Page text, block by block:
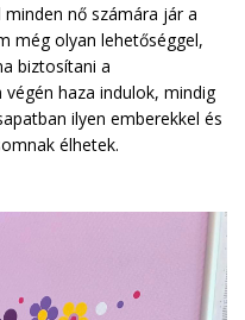
nő számára jár a
még olyan lehetőséggel,
biztosítani a
haza indulok, mindig
ilyen emberekkel és
élhetek.